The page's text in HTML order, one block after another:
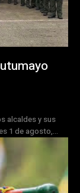
alcaldes y sus
1 de agosto,...